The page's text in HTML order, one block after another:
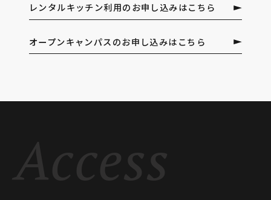
レンタルキッチン利用のお申し込みはこちら
オープンキャンパスのお申し込みはこちら
Access